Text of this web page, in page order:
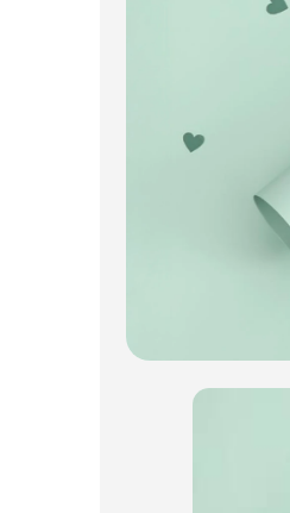
Искусственные цветы и
Декоративные вазы,
Свечи